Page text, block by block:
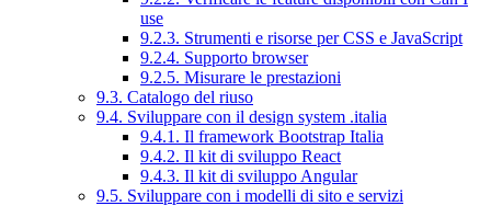
use
9.2.3. Strumenti e risorse per CSS e JavaScript
9.2.4. Supporto browser
9.2.5. Misurare le prestazioni
9.3. Catalogo del riuso
9.4. Sviluppare con il design system .italia
9.4.1. Il framework Bootstrap Italia
9.4.2. Il kit di sviluppo React
9.4.3. Il kit di sviluppo Angular
9.5. Sviluppare con i modelli di sito e servizi